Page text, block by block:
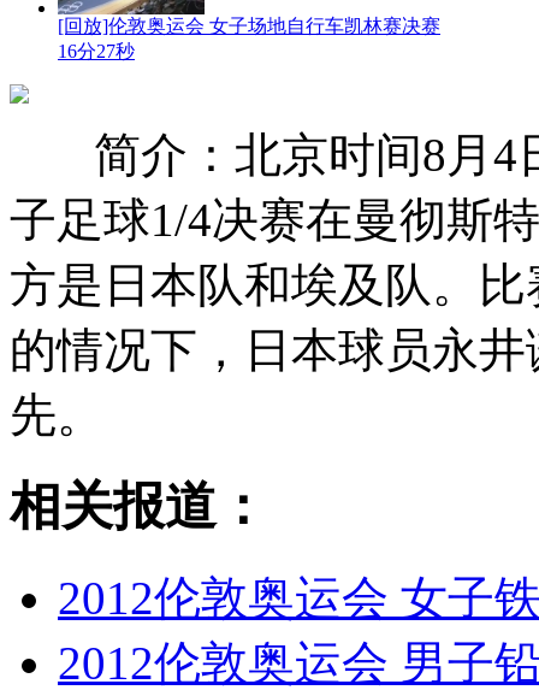
[回放]伦敦奥运会 女子场地自行车凯林赛决赛
16分27秒
简介：北京时间8月4
子足球1/4决赛在曼彻斯
方是日本队和埃及队。
的情况下，日本球员永
先。
相关报道：
2012伦敦奥运会 女子
2012伦敦奥运会 男子